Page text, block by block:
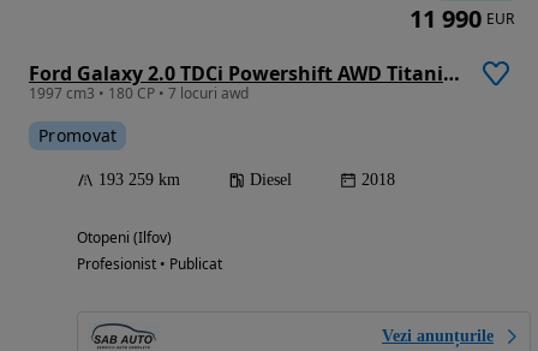
Ford Galaxy 2.0 TDCi Powershift AWD Titanium
1997 cm3 • 180 CP • 7 locuri awd
Promovat
193 259 km Diesel 2018
Otopeni (Ilfov)
Profesionist • Publicat
Vezi anunțurile
11 990 EUR